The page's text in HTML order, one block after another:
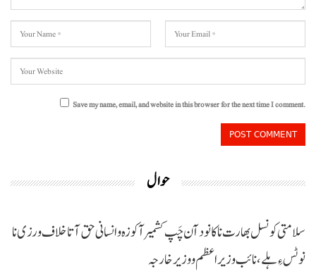
Save my name, email, and website in this browser for the next time I comment.
حوال
سلامتی کونسل بھارت نا کانود آن چَپ کشمیر آ کوزہ و انسانی حق آتا خلاف ورزی نا
نوٹس ءِ ہلے،نائب وزیراعظم و وزیر خارجہ